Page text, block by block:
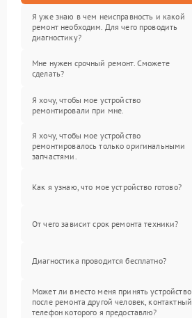
Я уже знаю в чем неисправность и какой
ремонт необходим. Для чего проводить
диагностику?
Мне нужен срочный ремонт. Сможете
сделать?
Я хочу, чтобы мое устройство
ремонтировали при мне.
Я хочу, чтобы мое устройство
ремонтировалось только оригинальными
запчастями.
Как я узнаю, что мое устройство готово?
От чего зависит срок ремонта техники?
Диагностика проводится бесплатно?
Может ли вместо меня принять устройство
после ремонта другой человек, контактный
телефон которого я предоставлю?